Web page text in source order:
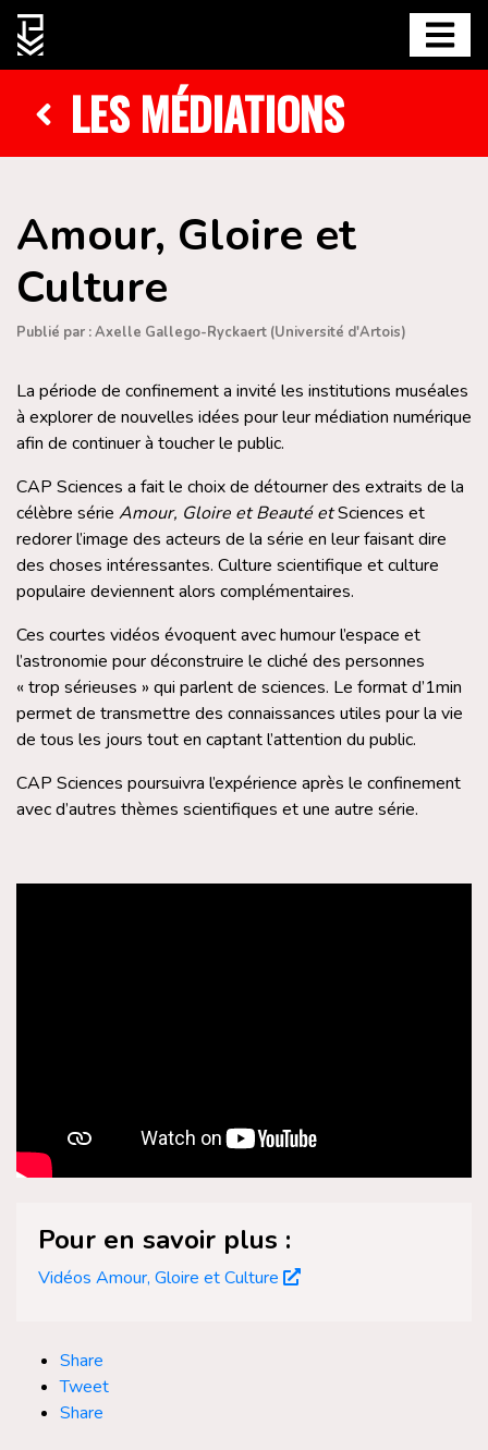
LES MÉDIATIONS
Amour, Gloire et
Culture
Publié par : Axelle Gallego-Ryckaert (Université d'Artois)
La période de confinement a invité les institutions muséales
à explorer de nouvelles idées pour leur médiation numérique
afin de continuer à toucher le public.
CAP Sciences a fait le choix de détourner des extraits de la
célèbre série Amour, Gloire et Beauté etSciences et
redorer l’image des acteurs de la série en leur faisant dire
des choses intéressantes. Culture scientifique et culture
populaire deviennent alors complémentaires.
Ces courtes vidéos évoquent avec humour l’espace et
l’astronomie pour déconstruire le cliché des personnes
« trop sérieuses » qui parlent de sciences. Le format d’1min
permet de transmettre des connaissances utiles pour la vie
de tous les jours tout en captant l’attention du public.
CAP Sciences poursuivra l’expérience après le confinement
avec d’autres thèmes scientifiques et une autre série.
Pour en savoir plus :
Vidéos Amour, Gloire et Culture
Share
Tweet
Share